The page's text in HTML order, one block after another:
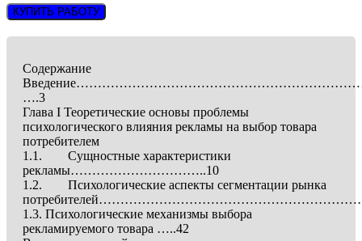
КУПИТЬ РАБОТУ
Содержание
….3
Глава I Теоретические основы проблемы
психологического влияния рекламы на выбор товара
потребителем
1.1. Сущностные характеристики
рекламы…………………………..10
1.2. Психологические аспекты сегментации рынка
1.3. Психологические механизмы выбора
рекламируемого товара …..42